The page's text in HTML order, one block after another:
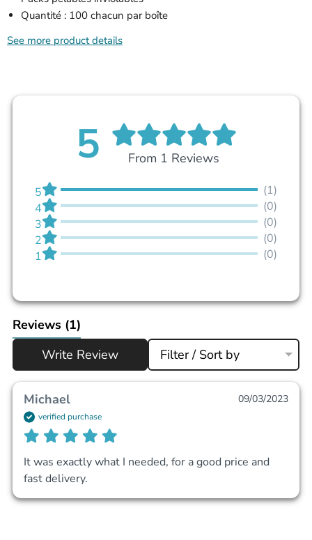
Quantité : 100 chacun par boîte
See more product details
5 From 1 Reviews
5
(1)
4
(0)
3
(0)
2
(0)
1
(0)
Reviews (1)
Write Review
Filter / Sort by
Michael 09/03/2023
verified purchase
It was exactly what I needed, for a good price and
fast delivery.